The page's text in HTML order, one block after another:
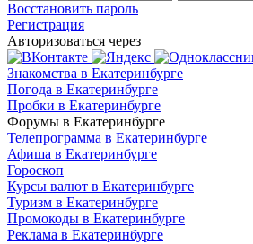
Восстановить пароль
Регистрация
Авторизоваться через
Знакомства в Екатеринбурге
Погода в Екатеринбурге
Пробки в Екатеринбурге
Форумы в Екатеринбурге
Телепрограмма в Екатеринбурге
Афиша в Екатеринбурге
Гороскоп
Курсы валют в Екатеринбурге
Туризм в Екатеринбурге
Промокоды в Екатеринбурге
Реклама в Екатеринбурге